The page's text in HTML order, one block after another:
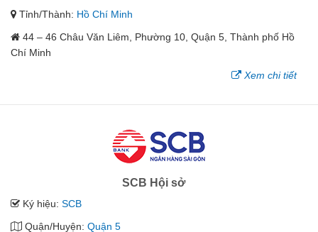
Tỉnh/Thành: Hồ Chí Minh
44 – 46 Châu Văn Liêm, Phường 10, Quận 5, Thành phố Hồ
Chí Minh
Xem chi tiết
SCB Hội sở
Ký hiệu: SCB
Quận/Huyện: Quận 5